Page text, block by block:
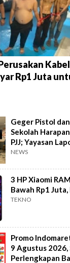
Rp1 Juta
Geger Pistol
Sekolah
PJJ; Yayasan
NEWS
3 HP Xiaomi
Bawah Rp1
TEKNO
Promo
9 Agustus 2026,
Perlengkapan